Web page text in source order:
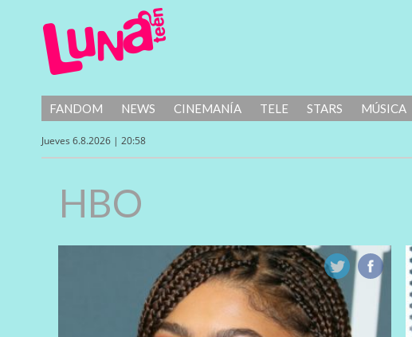
FANDOM NEWS CINEMANÍA TELE STARS MÚSICA
Jueves 6.8.2026 | 20:58
HBO